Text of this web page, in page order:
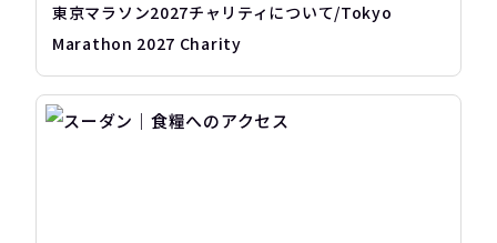
東京マラソン2027チャリティについて/Tokyo
Marathon 2027 Charity